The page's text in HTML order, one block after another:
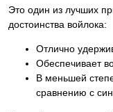
Это один из лучших
достоинства войлока:
Отлично
Обеспечивает
В меньшей
сравнению с